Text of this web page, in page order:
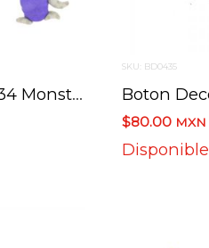
Boton Decorativo 7734 Monster Inc Disney
SKU: BD0435
$80.00 MXN
Disponible